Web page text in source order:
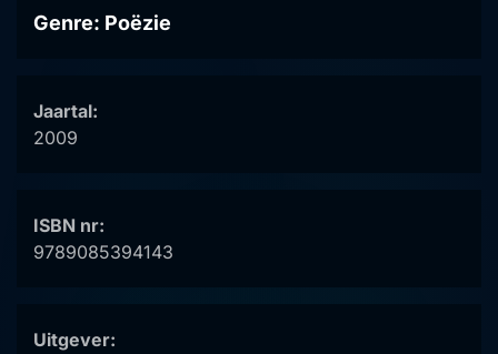
Genre: Poëzie
Jaartal:
2009
ISBN nr:
9789085394143
Uitgever: